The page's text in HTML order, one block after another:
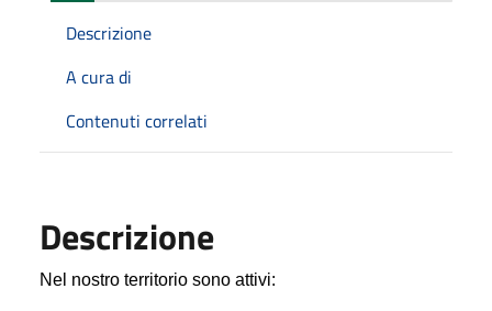
Descrizione
A cura di
Contenuti correlati
Descrizione
Nel nostro territorio sono attivi: